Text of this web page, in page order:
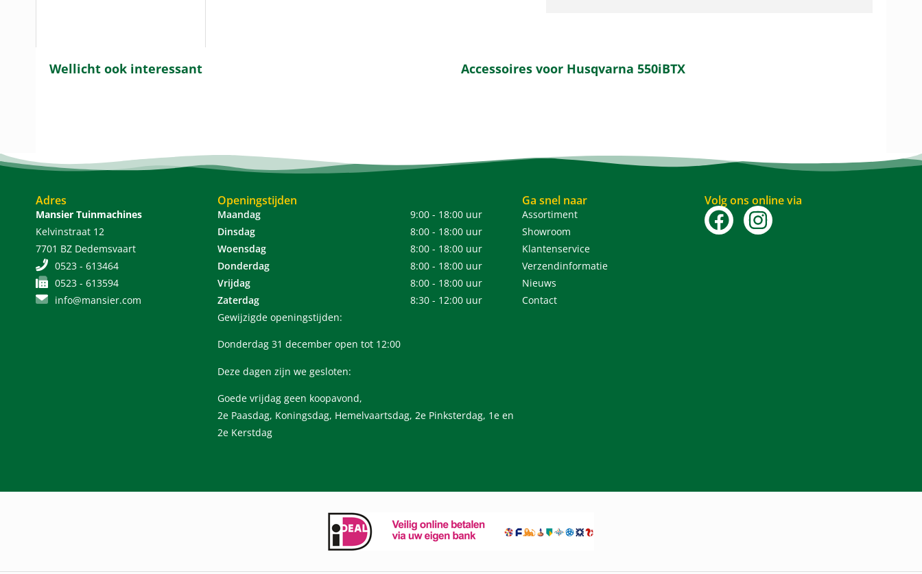
Wellicht ook interessant Accessoires voor Husqvarna 550iBTX
Adres
Mansier Tuinmachines
Kelvinstraat 12
7701 BZ Dedemsvaart
0523 - 613464
0523 - 613594
info@mansier.com
Openingstijden
Maandag
9:00 - 18:00 uur
Dinsdag
8:00 - 18:00 uur
Woensdag
8:00 - 18:00 uur
Donderdag
8:00 - 18:00 uur
Vrijdag
8:00 - 18:00 uur
Zaterdag
8:30 - 12:00 uur
Gewijzigde openingstijden:
Donderdag 31 december open tot 12:00
Deze dagen zijn we gesloten:
Goede vrijdag geen koopavond,
2e Paasdag, Koningsdag, Hemelvaartsdag, 2e Pinksterdag, 1e en
2e Kerstdag
Ga snel naar
Assortiment
Showroom
Klantenservice
Verzendinformatie
Nieuws
Contact
Volg ons online via